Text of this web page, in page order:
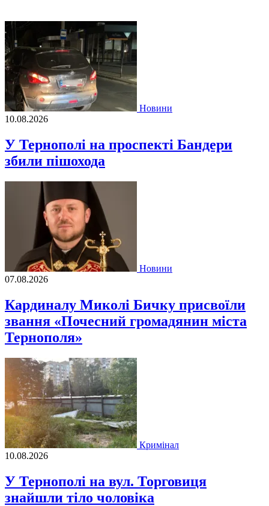
Новини
10.08.2026
У Тернополі на проспекті Бандери
збили пішохода
Новини
07.08.2026
Кардиналу Миколі Бичку присвоїли
звання «Почесний громадянин міста
Тернополя»
Кримінал
10.08.2026
У Тернополі на вул. Торговиця
знайшли тіло чоловіка